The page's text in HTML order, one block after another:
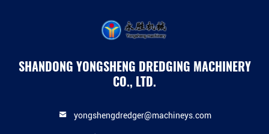
SHANDONG YONGSHENG DREDGING MACHINERY
CO., LTD.
yongshengdredger@machineys.com